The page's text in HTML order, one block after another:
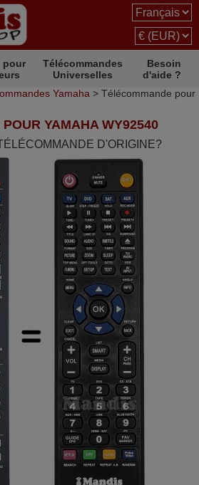
pour
Télécommandes
Universelles
Besoin
d'aide ?
Yamaha > Télécommande pour
YAMAHA WY92540
D'ORIGINE?